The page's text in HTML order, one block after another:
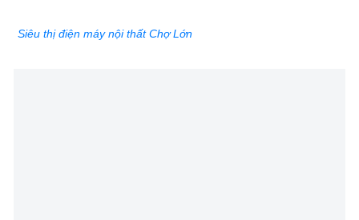
Siêu thị điện máy nội thất Chợ Lớn